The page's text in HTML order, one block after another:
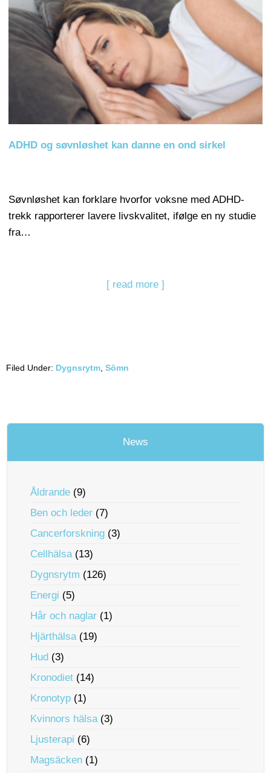
ADHD og søvnløshet kan danne en ond sirkel
Søvnløshet kan forklare hvorfor voksne med ADHD-
trekk rapporterer lavere livskvalitet, ifølge en ny studie
fra…
[ read more ]
Filed Under: Dygnsrytm Sömn
News
Åldrande (9)
Ben och leder (7)
Cancerforskning (3)
Cellhälsa(13)
Dygnsrytm (126)
Energi (5)
Hår och naglar (1)
Hjärthälsa(19)
Hud (3)
Kronodiet (14)
Kronotyp (1)
Kvinnors hälsa(3)
Ljusterapi (6)
Magsäcken (1)